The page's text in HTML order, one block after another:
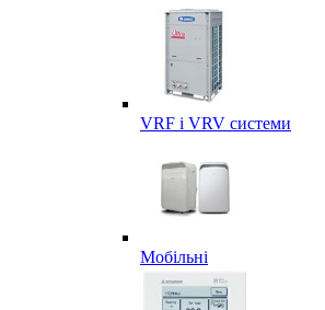
VRF і VRV системи
Мобільні